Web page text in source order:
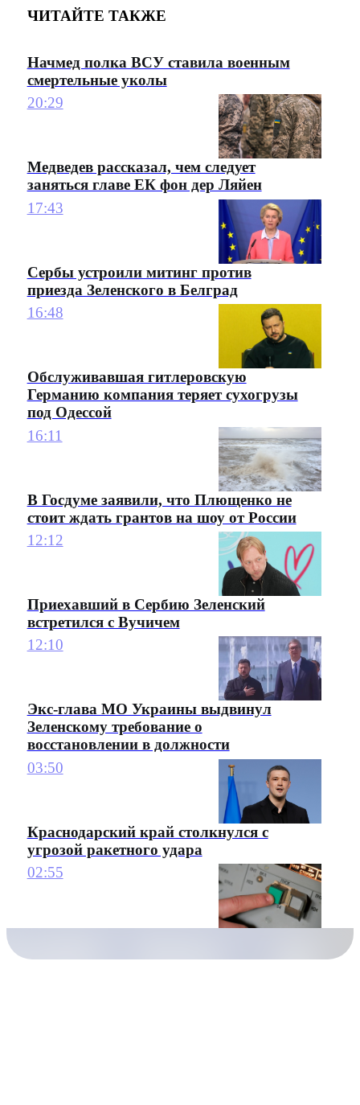
ЧИТАЙТЕ ТАКЖЕ
Начмед полка ВСУ ставила военным
смертельные уколы
20:29
Медведев рассказал, чем следует
заняться главе ЕК фон дер Ляйен
17:43
Сербы устроили митинг против
приезда Зеленского в Белград
16:48
Обслуживавшая гитлеровскую
Германию компания теряет сухогрузы
под Одессой
16:11
В Госдуме заявили, что Плющенко не
стоит ждать грантов на шоу от России
12:12
Приехавший в Сербию Зеленский
встретился с Вучичем
12:10
Экс-глава МО Украины выдвинул
Зеленскому требование о
восстановлении в должности
03:50
Краснодарский край столкнулся с
угрозой ракетного удара
02:55